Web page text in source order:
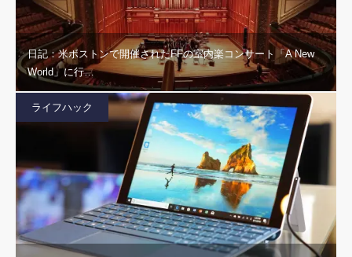
日記：米ボストンで開催されたFFの室内楽コンサート「A New
World」に行…
ライフハック